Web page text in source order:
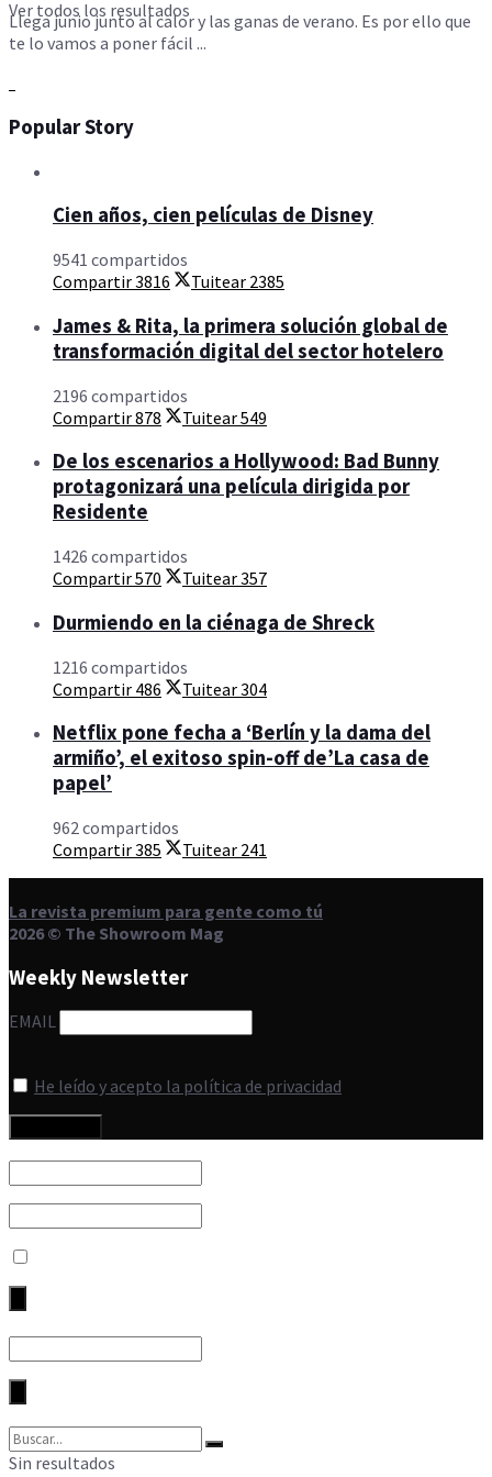
Ver todos los resultados
Llega junio junto al calor y las ganas de verano. Es por ello que
te lo vamos a poner fácil ...
Popular Story
Cien años, cien películas de Disney
9541 compartidos
Compartir3816 Tuitear 2385
James & Rita, la primera solución global de
transformación digital del sector hotelero
2196 compartidos
Compartir878 Tuitear549
De los escenarios a Hollywood: Bad Bunny
protagonizará una película dirigida por
Residente
1426 compartidos
Compartir570 Tuitear357
Durmiendo en la ciénaga de Shreck
1216 compartidos
Compartir 486 Tuitear304
Netflix pone fecha a ‘Berlín y la dama del
armiño’, el exitoso spin-off de’La casa de
papel’
962 compartidos
Compartir385 Tuitear 241
La revista premium para gente como tú
2026 © The Showroom Mag
Weekly Newsletter
EMAIL
He leído y acepto la política de privacidad
Sin resultados